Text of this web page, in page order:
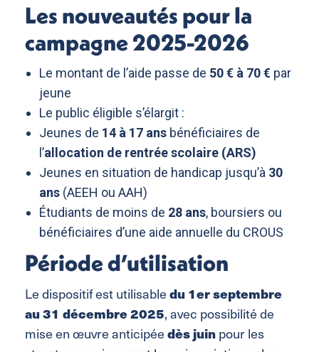
Les nouveautés pour la
campagne 2025-2026
Le montant de l’aide passe de 50 € à 70 € par
jeune
Le public éligible s’élargit :
Jeunes de 14 à 17 ans bénéficiaires de
l’allocation de rentrée scolaire (ARS)
Jeunes en situation de handicap jusqu’à 30
ans (AEEH ou AAH)
Étudiants de moins de 28 ans, boursiers ou
bénéficiaires d’une aide annuelle du CROUS
Période d’utilisation
Le dispositif est utilisabledu 1er septembre
au 31 décembre 2025, avec possibilité de
mise en œuvre anticipéedès juinpour les